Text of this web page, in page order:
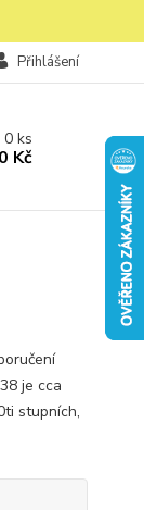
Přihlášení
0ks
0 Kč
je cca
stupních,